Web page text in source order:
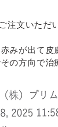
注文いただ
みが出て
の方向で治